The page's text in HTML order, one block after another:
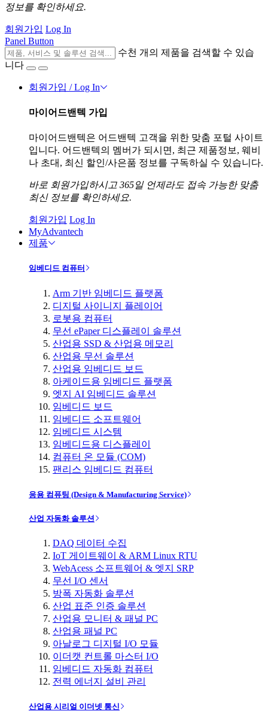
정보를 확인하세요.
회원가입 Log In
Panel Button
수천 개의 제품을 검색할 수 있습
니다
회원가입 / Log In
마이어드밴텍 가입
마이어드밴텍은 어드밴텍 고객을 위한 맞춤 포털 사이트
입니다. 어드밴텍의 멤버가 되시면, 최근 제품정보, 웨비
나 초대, 최신 할인/사은품 정보를 구독하실 수 있습니다.
바로 회원가입하시고 365일 언제라도 접속 가능한 맞춤
최신 정보를 확인하세요.
회원가입 Log In
MyAdvantech
제품
임베디드 컴퓨터
Arm 기반 임베디드 플랫폼
디지털 사이니지 플레이어
로봇용 컴퓨터
무선 ePaper 디스플레이 솔루션
산업용 SSD & 산업용 메모리
산업용 무선 솔루션
산업용 임베디드 보드
아케이드용 임베디드 플랫폼
엣지 AI 임베디드 솔루션
임베디드 보드
임베디드 소프트웨어
임베디드 시스템
임베디드용 디스플레이
컴퓨터 온 모듈 (COM)
팬리스 임베디드 컴퓨터
응용 컴퓨팅 (Design & Manufacturing Service)
산업 자동화 솔루션
DAQ 데이터 수집
IoT 게이트웨이 & ARM Linux RTU
WebAcess 소프트웨어 & 엣지 SRP
무선 I/O 센서
방폭 자동화 솔루션
산업 표준 인증 솔루션
산업용 모니터 & 패널 PC
산업용 패널 PC
아날로그 디지털 I/O 모듈
이더캣 컨트롤 마스터 I/O
임베디드 자동화 컴퓨터
전력 에너지 설비 관리
산업용 시리얼 이더넷 통신